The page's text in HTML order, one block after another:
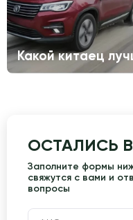
Какой китаец
ОСТАЛИСЬ
Заполните формы
свяжутся с вами и
вопросы